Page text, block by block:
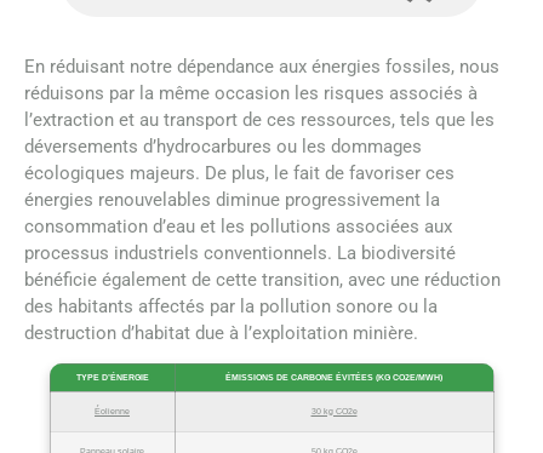
En réduisant notre dépendance aux énergies fossiles, nous
réduisons par la même occasion les risques associés à
l’extraction et au transport de ces ressources, tels que les
déversements d’hydrocarbures ou les dommages
écologiques majeurs. De plus, le fait de favoriser ces
énergies renouvelables diminue progressivement la
consommation d’eau et les pollutions associées aux
processus industriels conventionnels. La biodiversité
bénéficie également de cette transition, avec une réduction
des habitants affectés par la pollution sonore ou la
destruction d’habitat due à l’exploitation minière.
TYPE D’ÉNERGIE ÉMISSIONS DE CARBONE ÉVITÉES (KG CO2E/MWH)
Éolienne 30 kg CO2e